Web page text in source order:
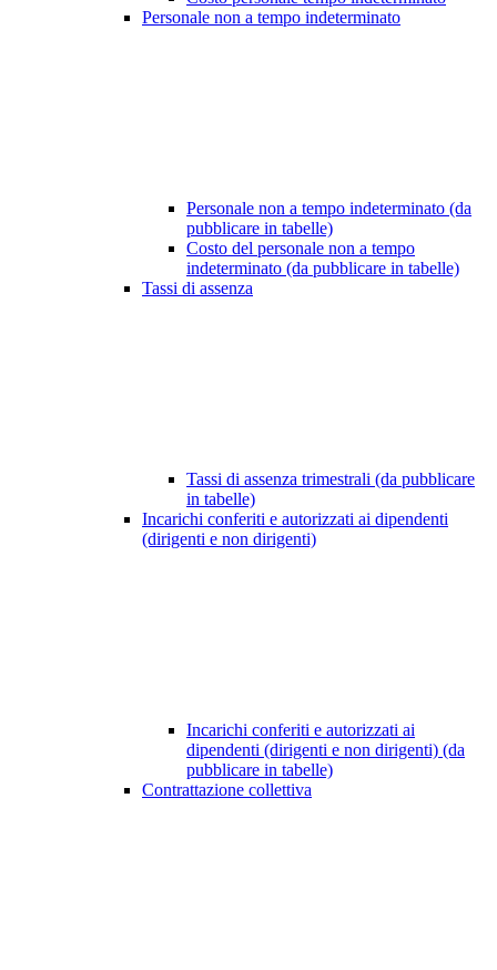
Personale non a tempo indeterminato
Personale non a tempo indeterminato (da
pubblicare in tabelle)
Costo del personale non a tempo
indeterminato (da pubblicare in tabelle)
Tassi di assenza
Tassi di assenza trimestrali (da pubblicare
in tabelle)
Incarichi conferiti e autorizzati ai dipendenti
(dirigenti e non dirigenti)
Incarichi conferiti e autorizzati ai
dipendenti (dirigenti e non dirigenti) (da
pubblicare in tabelle)
Contrattazione collettiva